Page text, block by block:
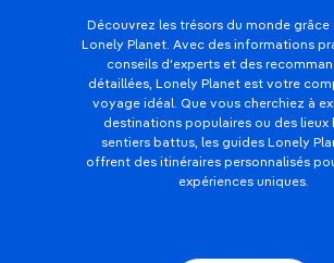
Découvrez les trésors du monde grâce
Lonely Planet. Avec des informations
conseils d'experts et des
détaillées, Lonely Planet est votre
voyage idéal. Que vous cherchiez à
destinations populaires ou des lieux
sentiers battus, les guides Lonely
offrent des itinéraires personnalisés
expériences uniques.